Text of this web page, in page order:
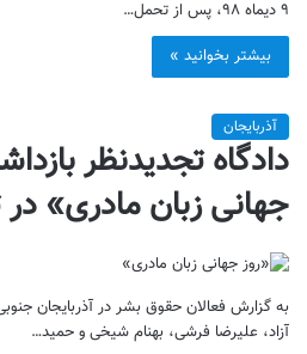
۹ دیماه ۹۸، پس از تحمل…
بیشتر بخوانید »
آذربایجان
دادگاه تجدیدنظر
جهانی زبان مادری» در
به گزارش فعالان حقوق بشر در آذربایجان
آزاد، علیرضا فرشی، بهنام شیخی و حمید…